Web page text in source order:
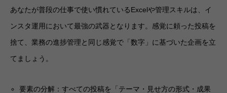
あなたが普段の仕事で使い慣れているExcelや管理スキルは、イ
ンスタ運用において最強の武器となります。感覚に頼った投稿を
捨て、業務の進捗管理と同じ感覚で「数字」に基づいた企画を立
てましょう。
要素の分解：すべての投稿を「テーマ・見せ方の形式・成果